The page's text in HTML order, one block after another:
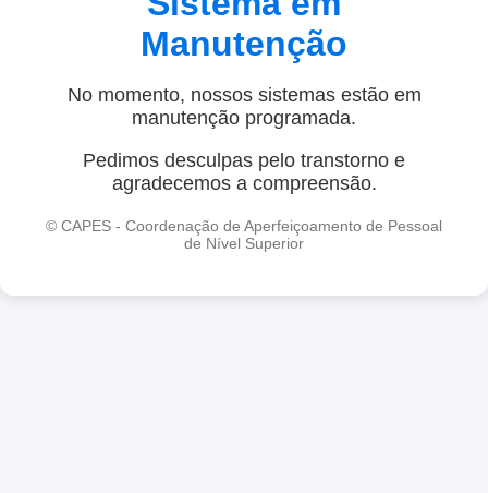
Manutenção
No momento, nossos sistemas estão em
manutenção programada.
Pedimos desculpas pelo transtorno e
agradecemos a compreensão.
© CAPES - Coordenação de Aperfeiçoamento de Pessoal
de Nível Superior